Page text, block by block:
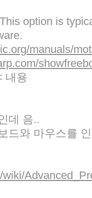
option is
manuals/
내용
데 음..
드와 마우스를